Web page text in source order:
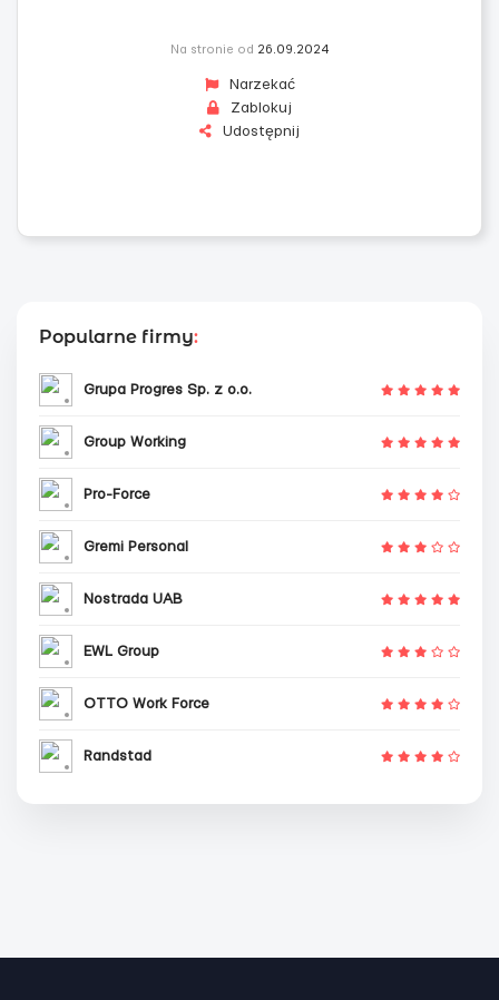
Na stronie od 26.09.2024
Narzekać
Zablokuj
Udostępnij
Popularne firmy:
Grupa Progres Sp. z o.o.
Group Working
Pro-Force
Gremi Personal
Nostrada UAB
EWL Group
OTTO Work Force
Randstad